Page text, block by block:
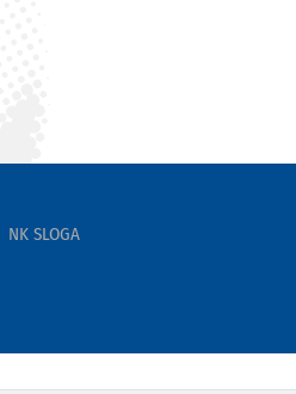
NK SLOGA